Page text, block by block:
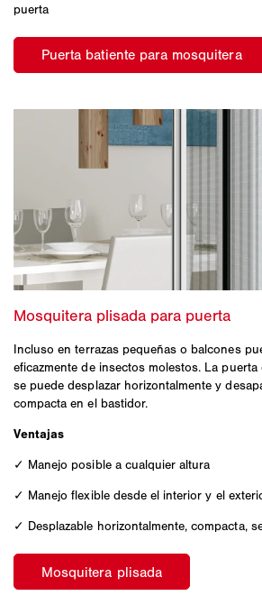
puerta
Incluso en terrazas pequeñas o balcones
eficazmente de insectos molestos. La
se puede desplazar horizontalmente y
compacta en el bastidor.
Ventajas
✓ Manejo posible a cualquier altura
✓ Manejo flexible desde el interior y el
✓ Desplazable horizontalmente, compacta,